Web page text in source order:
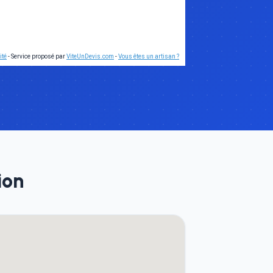
- Service proposé parViteUnDevis.com -Vous êtes un artisan ?